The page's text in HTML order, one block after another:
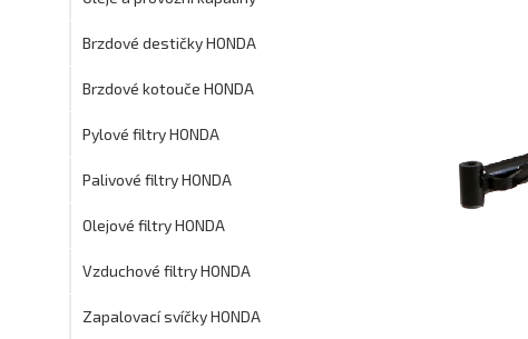
Brzdové destičky HONDA
Brzdové kotouče HONDA
Pylové filtry HONDA
Palivové filtry HONDA
Olejové filtry HONDA
Vzduchové filtry HONDA
Zapalovací svíčky HONDA